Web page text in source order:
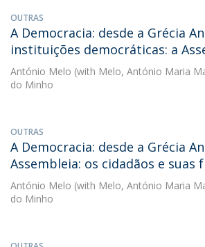
OUTRAS
A Democracia: desde a Grécia
instituições democráticas: a
António Melo (with Melo, António Maria
do Minho
OUTRAS
A Democracia: desde a Grécia
Assembleia: os cidadãos e suas
António Melo (with Melo, António Maria
do Minho